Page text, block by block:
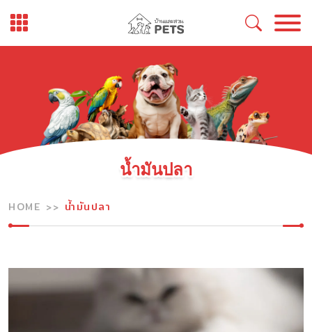
to
น้ำมันปลา
HOME น้ำมันปลา